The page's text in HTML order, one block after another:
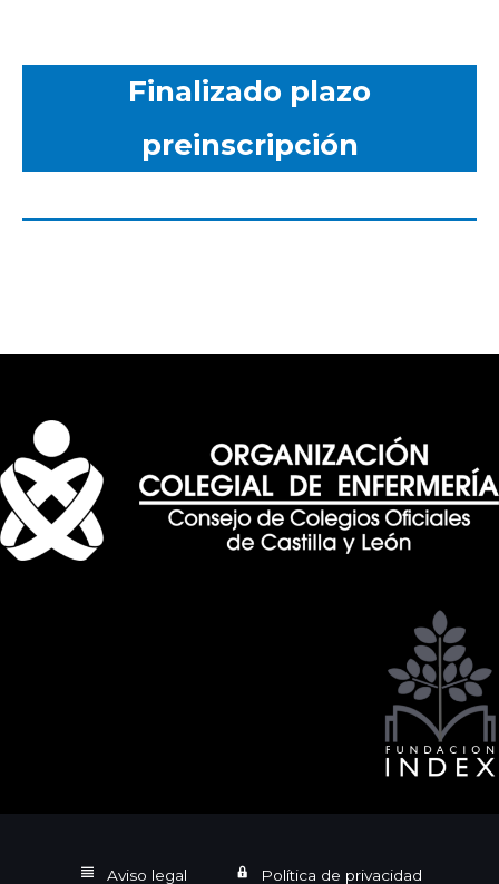
Finalizado plazo
preinscripción
Aviso legal Política de privacidad